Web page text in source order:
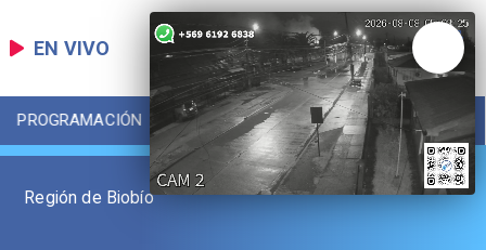
EN VIVO
PROGRAMACIÓN LOCAL DEPORTES
Región de Biobío